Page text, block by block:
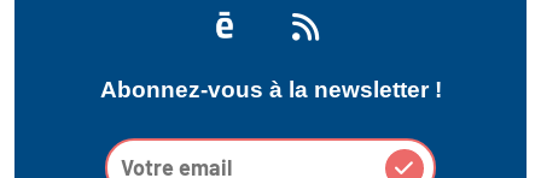
Abonnez-vous à la newsletter !